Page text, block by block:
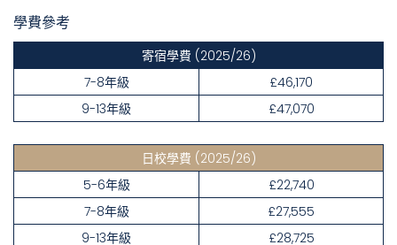
學費參考
寄宿學費 (2025/26)
7-8年級
£46,170
9-13年級
£47,070
日校學費 (2025/26)
5-6年級
£22,740
7-8年級
£27,555
9-13年級
£28,725